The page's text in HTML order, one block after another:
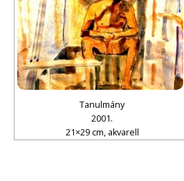
Tanulmány
2001.
21×29 cm, akvarell